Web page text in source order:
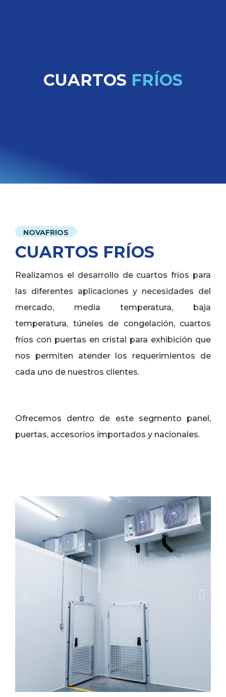
CUARTOS FRÍOS
NOVAFRIOS
CUARTOS FRÍOS
Realizamos el desarrollo de cuartos fríos para
las diferentes aplicaciones y necesidades del
mercado, media temperatura, baja
temperatura, túneles de congelación, cuartos
fríos con puertas en cristal para exhibición que
nos permiten atender los requerimientos de
cada uno de nuestros clientes.
Ofrecemos dentro de este segmento panel,
puertas, accesorios importados y nacionales.